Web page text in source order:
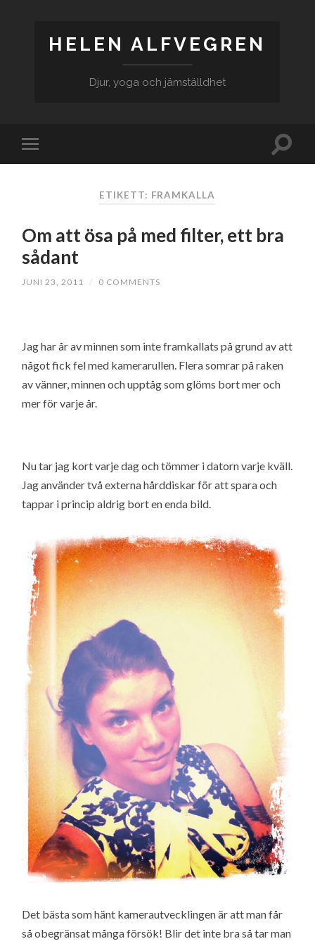
HELEN ALFVEGREN
Djur, yoga och jämställdhet
ETIKETT: FRAMKALLA
Om att ösa på med filter, ett bra
sådant
JUNI 23, 2011 / 0 COMMENTS
Jag har år av minnen som inte framkallats på grund av att
något fick fel med kamerarullen. Flera somrar på raken
av vänner, minnen och upptåg som glöms bort mer och
mer för varje år.
Nu tar jag kort varje dag och tömmer i datorn varje kväll.
Jag använder två externa hårddiskar för att spara och
tappar i princip aldrig bort en enda bild.
Det bästa som hänt kamerautvecklingen är att man får
så obegränsat många försök! Blir det inte bra så tar man